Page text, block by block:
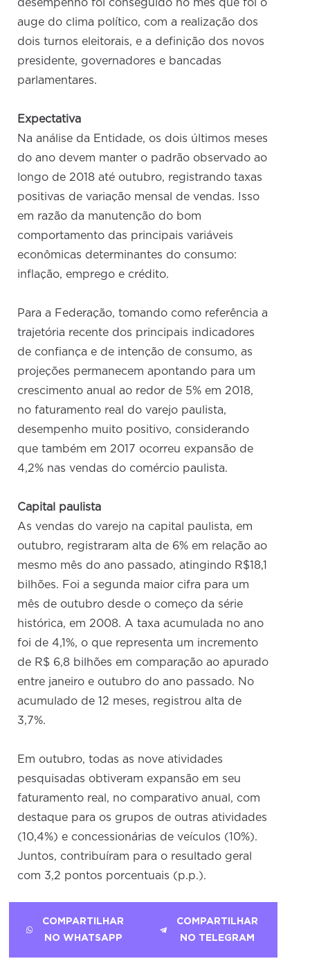
desempenho foi conseguido no mês que foi o
auge do clima político, com a realização dos
dois turnos eleitorais, e a definição dos novos
presidente, governadores e bancadas
parlamentares.
Expectativa
Na análise da Entidade, os dois últimos meses
do ano devem manter o padrão observado ao
longo de 2018 até outubro, registrando taxas
positivas de variação mensal de vendas. Isso
em razão da manutenção do bom
comportamento das principais variáveis
econômicas determinantes do consumo:
inflação, emprego e crédito.
Para a Federação, tomando como referência a
trajetória recente dos principais indicadores
de confiança e de intenção de consumo, as
projeções permanecem apontando para um
crescimento anual ao redor de 5% em 2018,
no faturamento real do varejo paulista,
desempenho muito positivo, considerando
que também em 2017 ocorreu expansão de
4,2% nas vendas do comércio paulista.
Capital paulista
As vendas do varejo na capital paulista, em
outubro, registraram alta de 6% em relação ao
mesmo mês do ano passado, atingindo R$18,1
bilhões. Foi a segunda maior cifra para um
mês de outubro desde o começo da série
histórica, em 2008. A taxa acumulada no ano
foi de 4,1%, o que representa um incremento
de R$ 6,8 bilhões em comparação ao apurado
entre janeiro e outubro do ano passado. No
acumulado de 12 meses, registrou alta de
3,7%.
Em outubro, todas as nove atividades
pesquisadas obtiveram expansão em seu
faturamento real, no comparativo anual, com
destaque para os grupos de outras atividades
(10,4%) e concessionárias de veículos (10%).
Juntos, contribuíram para o resultado geral
com 3,2 pontos porcentuais (p.p.).
COMPARTILHAR
NO WHATSAPP
COMPARTILHAR
NO TELEGRAM